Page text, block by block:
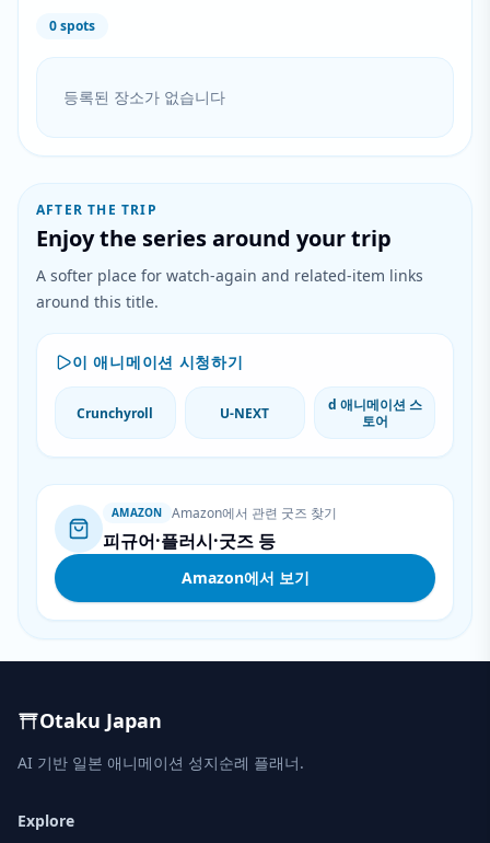
0spots
등록된 장소가 없습니다
AFTER THE TRIP
Enjoy the series around your trip
A softer place for watch-again and related-item links
around this title.
이 애니메이션 시청하기
Crunchyroll U-NEXT
d 애니메이션 스
토어
AMAZON Amazon에서 관련 굿즈 찾기
피규어·플러시·굿즈 등
Amazon에서 보기
Otaku Japan
AI 기반 일본 애니메이션 성지순례 플래너.
Explore